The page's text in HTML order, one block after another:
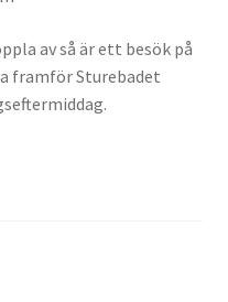
av så är ett besök på
framför Sturebadet